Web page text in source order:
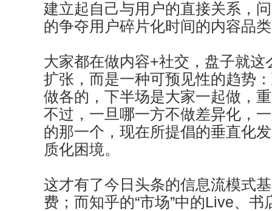
建立起自己与用户的直接关系，
的争夺用户碎片化时间的内容品
大家都在做内容+社交，盘子就这
扩张，而是一种可预见性的趋势
做各的，下半场是大家一起做，
不过，一旦哪一方不做差异化，
的那一个，现在所提倡的垂直化
质化困境。
这才有了今日头条的信息流模式
费；而知乎的“市场”中的Live、